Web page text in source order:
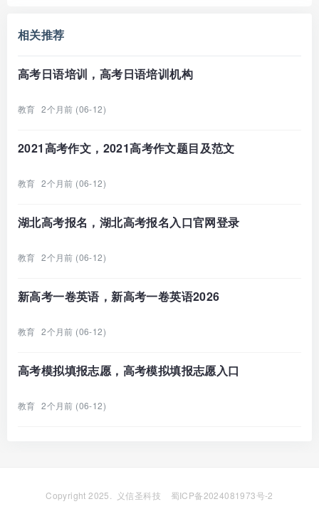
相关推荐
高考日语培训，高考日语培训机构
教育 2个月前 (06-12)
2021高考作文，2021高考作文题目及范文
教育 2个月前 (06-12)
湖北高考报名，湖北高考报名入口官网登录
教育 2个月前 (06-12)
新高考一卷英语，新高考一卷英语2026
教育 2个月前 (06-12)
高考模拟填报志愿，高考模拟填报志愿入口
教育 2个月前 (06-12)
Copyright 2025. 义信圣科技 蜀ICP备2024081973号-2